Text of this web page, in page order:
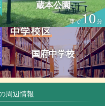
蔵本公園
車で10分
国府中学校
周辺情報